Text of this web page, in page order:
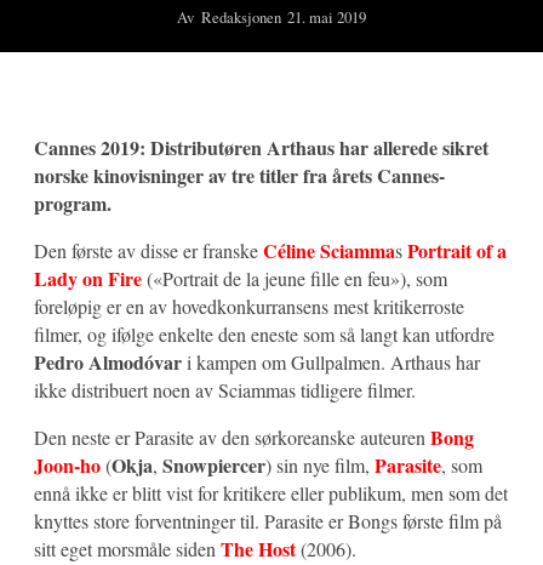
Av Redaksjonen 21. mai 2019
Cannes 2019: Distributøren Arthaus har allerede sikret
norske kinovisninger av tre titler fra årets Cannes-
program.
Den første av disse er franskeCéline SciammasPortrait of a
Lady on Fire(«Portrait de la jeune fille en feu»), som
foreløpig er en av hovedkonkurransens mest kritikerroste
filmer, og ifølge enkelte den eneste som så langt kan utfordre
Pedro Almodóvari kampen om Gullpalmen. Arthaus har
ikke distribuert noen av Sciammas tidligere filmer.
Den neste er Parasite av den sørkoreanske auteurenBong
Joon-ho(Okja, Snowpiercer) sin nye film, Parasite, som
ennå ikke er blitt vist for kritikere eller publikum, men som det
knyttes store forventninger til. Parasite er Bongs første film på
sitt eget morsmåle sidenThe Host(2006).